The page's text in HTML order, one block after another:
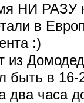
НИ РАЗУ
в
:)
из
в 16-
два часа